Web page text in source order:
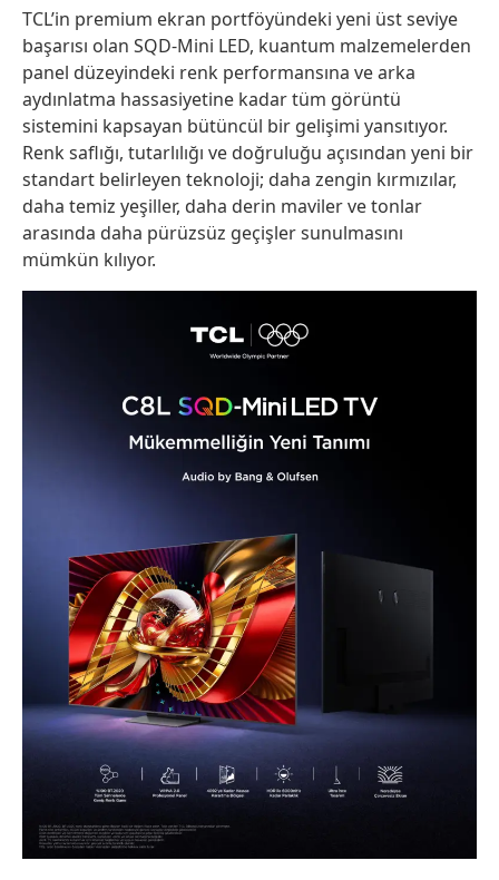
TCL’in premium ekran portföyündeki yeni üst seviye
başarısı olan SQD-Mini LED, kuantum malzemelerden
panel düzeyindeki renk performansına ve arka
aydınlatma hassasiyetine kadar tüm görüntü
sistemini kapsayan bütüncül bir gelişimi yansıtıyor.
Renk saflığı, tutarlılığı ve doğruluğu açısından yeni bir
standart belirleyen teknoloji; daha zengin kırmızılar,
daha temiz yeşiller, daha derin maviler ve tonlar
arasında daha pürüzsüz geçişler sunulmasını
mümkün kılıyor.